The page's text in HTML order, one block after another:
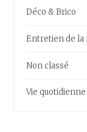
Déco & Brico
Entretien de la
Non classé
Vie quotidienne